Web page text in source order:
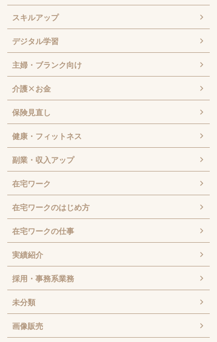
スキルアップ
デジタル学習
主婦・ブランク向け
介護×お金
保険見直し
健康・フィットネス
副業・収入アップ
在宅ワーク
在宅ワークのはじめ方
在宅ワークの仕事
実績紹介
採用・事務系業務
未分類
画像販売